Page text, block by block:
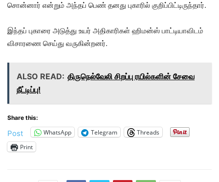
சொன்னார் என்றும் அந்தப் பெண் தனது புகாரில் குறிப்பிட்டிருந்தார்.
இந்தப் புகாரை அடுத்து உயர் அதிகாரிகள் ஹிமன்ஸ் பாட்டியாவிடம்
விசாரணை செய்து வருகின்றனர்.
ALSO READ: திருநெல்வேலி சிறப்பு ரயில்களின் சேவை
நீட்டிப்பு!
Share this:
Post WhatsApp Telegram
Threads
Print